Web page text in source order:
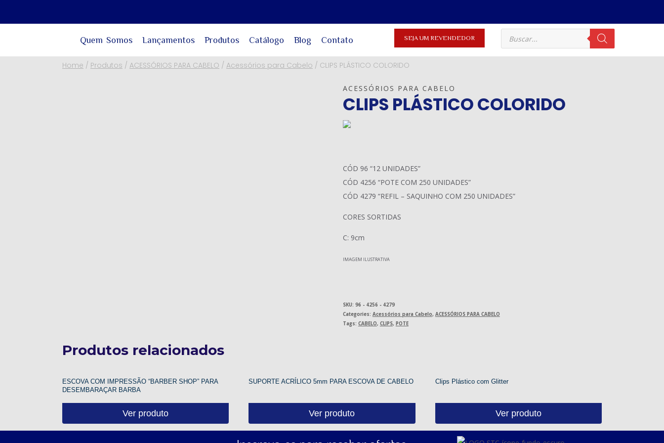
Quem Somos Lançamentos Produtos Catálogo Blog Contato SEJA UM REVENDEDOR
Home / Produtos / ACESSÓRIOS PARA CABELO / Acessórios para Cabelo / CLIPS PLÁSTICO COLORIDO
ACESSÓRIOS PARA CABELO
CLIPS PLÁSTICO COLORIDO
CÓD 96 “12 UNIDADES”
CÓD 4256 “POTE COM 250 UNIDADES”
CÓD 4279 “REFIL – SAQUINHO COM 250 UNIDADES”
CORES SORTIDAS
C: 9cm
IMAGEM ILUSTRATIVA
SKU: 96 - 4256 - 4279
Categories: Acessórios para Cabelo, ACESSÓRIOS PARA CABELO
Tags: CABELO, CLIPS, POTE
Produtos relacionados
ESCOVA COM IMPRESSÃO “BARBER SHOP” PARA
DESEMBARAÇAR BARBA
Ver produto
SUPORTE ACRÍLICO 5mm PARA ESCOVA DE CABELO
Ver produto
Clips Plástico com Glitter
Ver produto